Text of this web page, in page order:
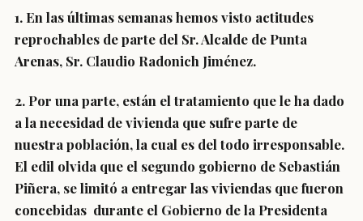
1. En las últimas semanas hemos visto actitudes
reprochables de parte del Sr. Alcalde de Punta
Arenas, Sr. Claudio Radonich Jiménez.
2. Por una parte, están el tratamiento que le ha dado
a la necesidad de vivienda que sufre parte de
nuestra población, la cual es del todo irresponsable.
El edil olvida que el segundo gobierno de Sebastián
Piñera, se limitó a entregar las viviendas que fueron
concebidas durante el Gobierno de la Presidenta